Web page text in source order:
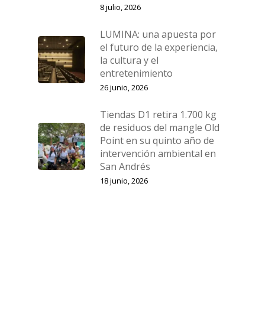
8 julio, 2026
LUMINA: una apuesta por
el futuro de la experiencia,
la cultura y el
entretenimiento
26 junio, 2026
Tiendas D1 retira 1.700 kg
de residuos del mangle Old
Point en su quinto año de
intervención ambiental en
San Andrés
18 junio, 2026